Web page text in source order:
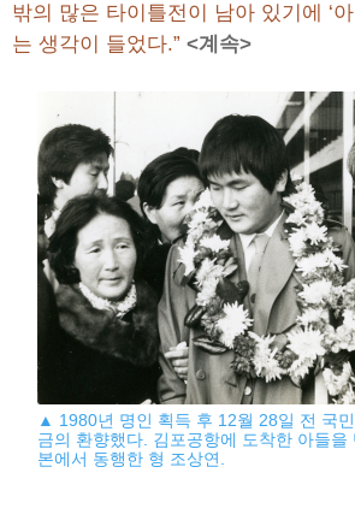
밖의 많은 타이틀전이 남아 있기에 ‘
는 생각이 들었다.” <계속>
▲ 1980년 명인 획득 후 12월 28일 전 국
금의 환향했다. 김포공항에 도착한 아들을
본에서 동행한 형 조상연.